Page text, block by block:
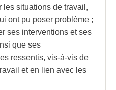
les situations de travail,
ont pu poser problème ;
ses interventions et ses
que ses
ressentis, vis-à-vis de
et en lien avec les